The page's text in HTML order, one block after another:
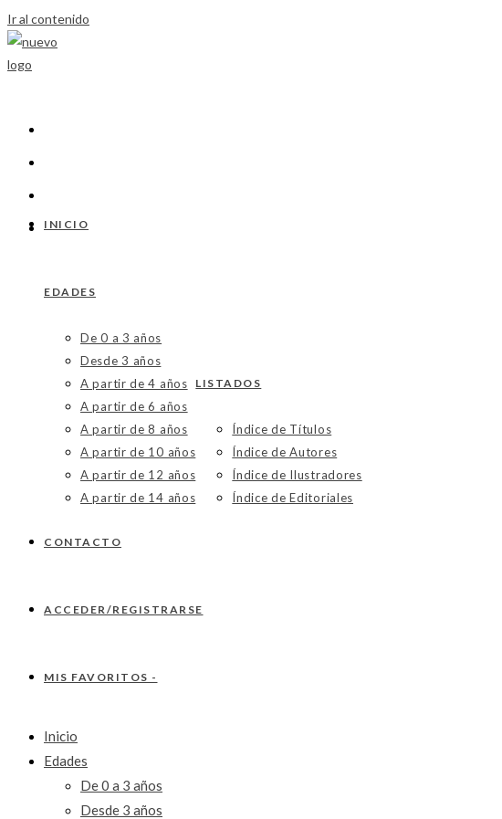
Ir al contenido
INICIO
EDADES
De 0 a 3 años
Desde 3 años
A partir de 4 años
A partir de 6 años
A partir de 8 años
A partir de 10 años
A partir de 12 años
A partir de 14 años
LISTADOS
Índice de Títulos
Índice de Autores
Índice de Ilustradores
Índice de Editoriales
CONTACTO
ACCEDER/REGISTRARSE
MIS FAVORITOS -
Inicio
Edades
De 0 a 3 años
Desde 3 años